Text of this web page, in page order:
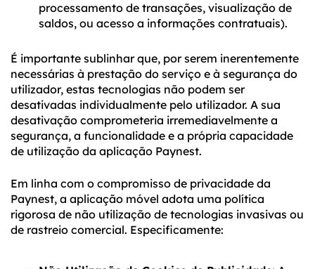
processamento de transações, visualização de
saldos, ou acesso a informações contratuais).
É importante sublinhar que, por serem inerentemente
necessárias à prestação do serviço e à segurança do
utilizador, estas tecnologias não podem ser
desativadas individualmente pelo utilizador. A sua
desativação comprometeria irremediavelmente a
segurança, a funcionalidade e a própria capacidade
de utilização da aplicação Paynest.
Em linha com o compromisso de privacidade da
Paynest, a aplicação móvel adota uma política
rigorosa de não utilização de tecnologias invasivas ou
de rastreio comercial. Especificamente: